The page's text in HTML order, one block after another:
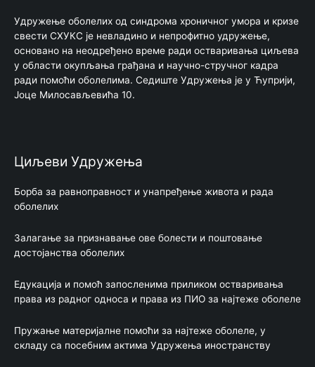
Удружење оболелих од синдрома хроничног умора и кризе
свести СХУКС је невладино и непрофитно удружење,
основано на неодређено време ради остваривања циљева
у области окупљања грађана и научно-стручног кадра
ради помоћи оболелима. Седиште Удружења је у Ћуприји,
Јоце Милосављевића 10.
Циљеви Удружења
Борбa за равноправност и унапређење живота и рада
оболелих
Залагање за признавање ове болести и поштовање
достојанства оболелих
Едукација и помоћ запосленима приликом остваривања
права из радног односа и права из ПИО за најтеже оболеле
Пружање материјалне помоћи за најтеже оболеле, у
складу са посебним актима Удружења иностранству